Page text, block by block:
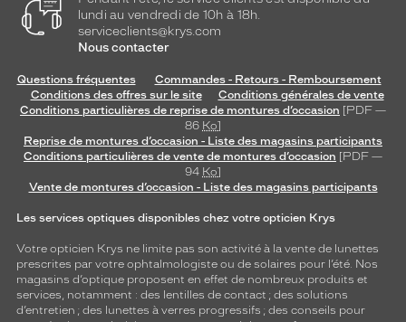
lundi au vendredi de 10h à 18h.
serviceclients@krys.com
Nous contacter
Questions fréquentes
Commandes - Retours - Remboursement
Conditions des offres sur le site
Conditions générales de vente
Conditions particulières de reprise de montures d’occasion [PDF —
86 Ko]
Reprise de montures d’occasion - Liste des magasins participants
Conditions particulières de vente de montures d’occasion [PDF —
94 Ko]
Vente de montures d’occasion - Liste des magasins participants
Les services optiques disponibles chez votre opticien Krys
Votre opticien Krys ne limite pas son activité à la vente de lunettes
prescrites par votre ophtalmologiste ou de solaires pour l’été. Nos
magasins d’optique proposent en effet de nombreux produits et
services, notamment : des lentilles de contact ; des solutions
d’entretien ; des lunettes à verres progressifs ; des conseils pour